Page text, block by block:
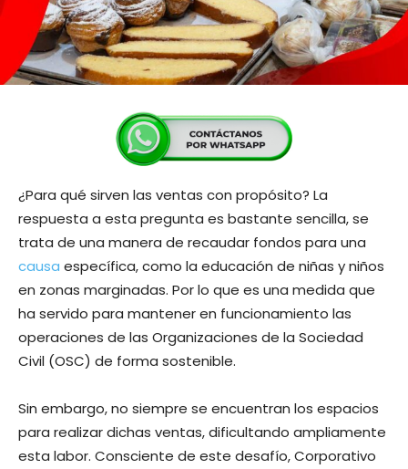
¿Para qué sirven las ventas con propósito? La
respuesta a esta pregunta es bastante sencilla, se
trata de una manera de recaudar fondos para una
causa específica, como la educación de niñas y niños
en zonas marginadas. Por lo que es una medida que
ha servido para mantener en funcionamiento las
operaciones de las Organizaciones de la Sociedad
Civil (OSC) de forma sostenible.
Sin embargo, no siempre se encuentran los espacios
para realizar dichas ventas, dificultando ampliamente
esta labor. Consciente de este desafío, Corporativo